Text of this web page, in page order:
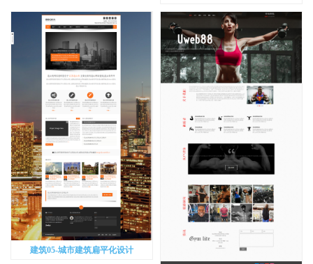
建筑05-城市建筑扁平化设计